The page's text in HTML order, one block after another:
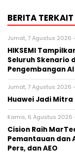
BERITA TERKAIT
Jumat, 7 Agustus 2026 -
HIKSEMI
Seluruh Skenario
Pengembangan
Jumat, 7 Agustus 2026
Huawei Jadi Mitra
Kamis, 6 Agustus 2026
Cision Raih
Pemantauan dan
Pers, dan AEO